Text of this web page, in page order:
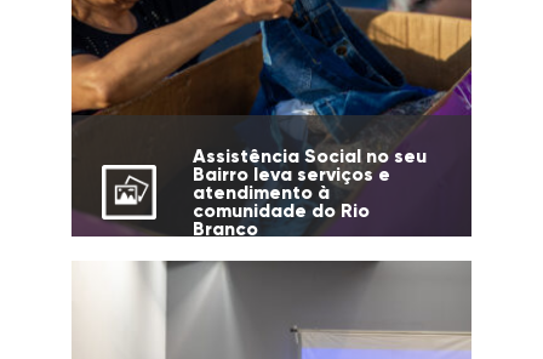
Assistência Social no seu
Bairro leva serviços e
atendimento à
comunidade do Rio
Branco